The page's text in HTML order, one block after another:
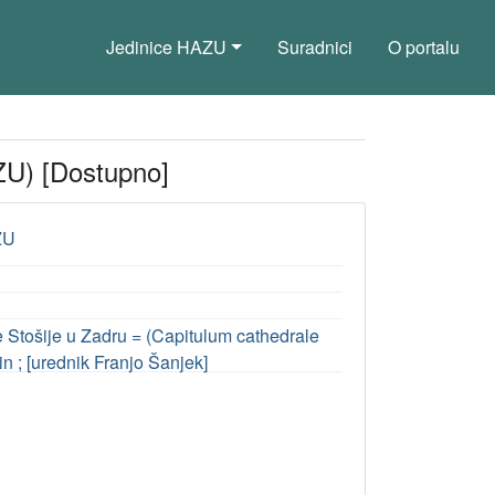
Jedinice HAZU Suradnici O portalu
[Dostupno]
u Zadru = (Capitulum cathedrale
; [urednik Franjo Šanjek]